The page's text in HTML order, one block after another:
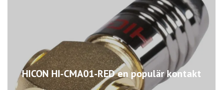
HICON HI-CMA01-RED en populär kontakt